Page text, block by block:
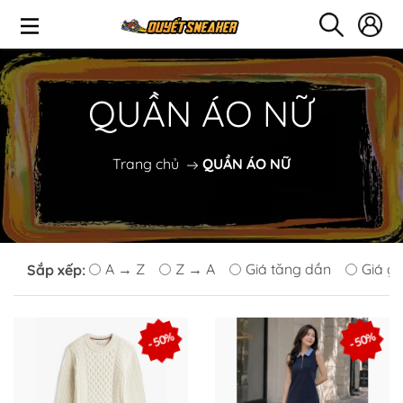
QUẦN ÁO NỮ
Trang chủ QUẦN ÁO NỮ
Sắp xếp: A → Z Z → A Giá tăng dần Giá
- 50% - 50%